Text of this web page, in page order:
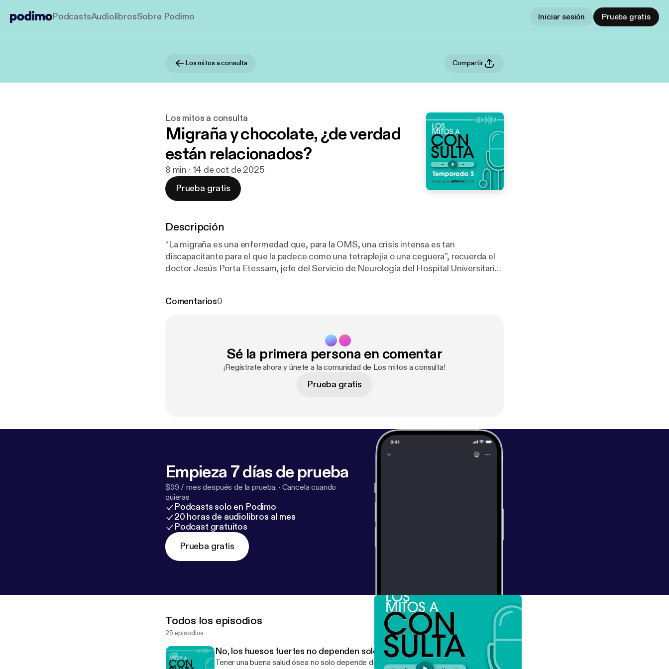
PodcastsAudiolibrosSobre Podimo Iniciar sesión Prueba gratis
Los mitos a consulta Compartir
Los mitos a consulta
Migraña y chocolate, ¿de verdad
están relacionados?
8 min · 14 de oct de 2025
Prueba gratis
Descripción
“La migraña es una enfermedad que, para la OMS, una crisis intensa es tan
discapacitante para el que la padece como una tetraplejia o una ceguera”, recuerda el
doctor Jesús Porta Etessam, jefe del Servicio de Neurología del Hospital Universitario
Comentarios0
Sé la primera persona en comentar
¡Regístrate ahora y únete a la comunidad de Los mitos a consulta!
Prueba gratis
Empieza 7 días de prueba
$99 / mes después de la prueba. · Cancela cuando
quieras
Podcasts solo en Podimo
20 horas de audiolibros al mes
Podcast gratuitos
Prueba gratis
Todos los episodios
25 episodios
No, los huesos fuertes no dependen solo de los lácteos
Tener una buena salud ósea no solo depende del consumo de lácteos. Una dieta